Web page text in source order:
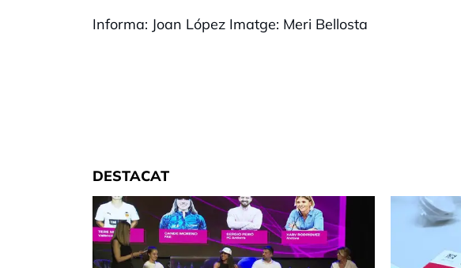
Informa: Joan López Imatge: Meri Bellosta
DESTACAT